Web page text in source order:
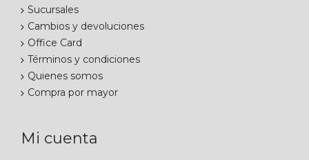
Sucursales
Cambios y devoluciones
Office Card
Términos y condiciones
Quienes somos
Compra por mayor
Mi cuenta